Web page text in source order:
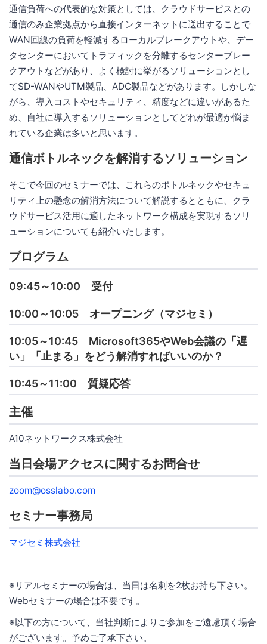
通信負荷への代表的な対策としては、クラウドサービスとの
通信のみ企業拠点から直接インターネットに送出することで
WAN回線の負荷を軽減するローカルブレークアウトや、デー
タセンターにおいてトラフィックを分離するセンターブレー
クアウトなどがあり、よく検討に挙がるソリューションとし
てSD-WANやUTM製品、ADC製品などがあります。しかしな
がら、導入コストやセキュリティ、精度などに違いがあるた
め、自社に導入するソリューションとしてどれが最適か悩ま
れている企業は多いと思います。
通信ボトルネックを解消するソリューション
そこで今回のセミナーでは、これらのボトルネックやセキュ
リティ上の懸念の解消方法について解説するとともに、クラ
ウドサービス活用に適したネットワーク構成を実現するソリ
ューションについても紹介いたします。
プログラム
09:45～10:00 受付
10:00～10:05 オープニング（マジセミ）
10:05～10:45 Microsoft365やWeb会議の「遅
い」「止まる」をどう解消すればいいのか？
10:45～11:00 質疑応答
主催
A10ネットワークス株式会社
当日会場アクセスに関するお問合せ
zoom@osslabo.com
セミナー事務局
マジセミ株式会社
※リアルセミナーの場合は、当日は名刺を2枚お持ち下さい。
Webセミナーの場合は不要です。
※以下の方について、当社判断によりご参加をご遠慮頂く場合
がございます。予めご了承下さい。